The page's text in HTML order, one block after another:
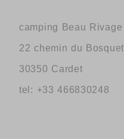
camping Beau Rivage
22 chemin du Bosquet
30350 Cardet
tel: +33 466830248